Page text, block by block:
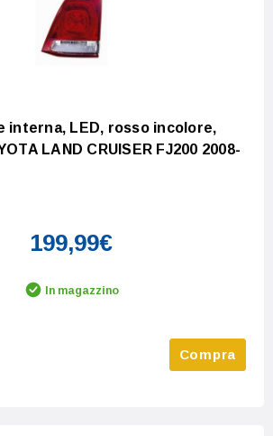
interna, LED, rosso incolore,
LAND CRUISER FJ200 2008-
199,99€
In magazzino
Quantity:
Compra